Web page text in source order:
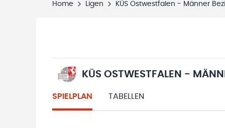
Home Ligen KÜS Ostwestfalen - Männer
KÜS OSTWESTFALEN -
SPIELPLAN TABELLEN